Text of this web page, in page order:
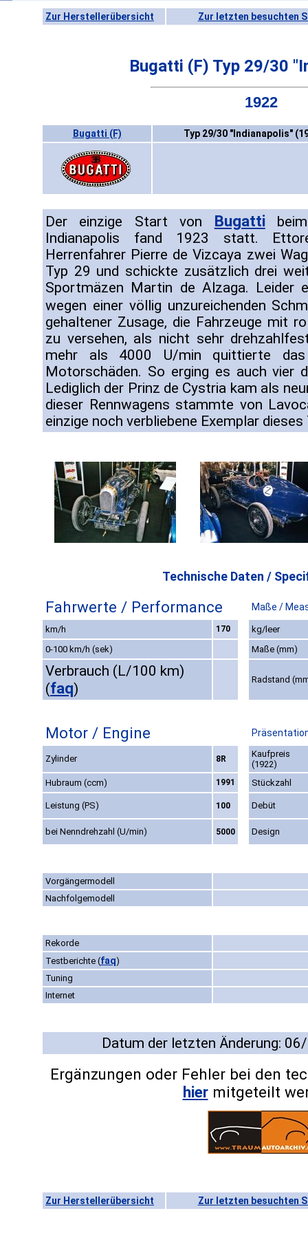
Zur Herstellerübersicht Zur letzten besuchten
Bugatti (F) Typ 29/30
1922
Bugatti (F) Typ 29/30 "Indianapolis"
Der einzige Start von Bugattibeim
Indianapolis fand 1923 statt.
Herrenfahrer Pierre de Vizcaya zwei
Typ 29 und schickte zusätzlich drei
Sportmäzen Martin de Alzaga. Leider
wegen einer völlig unzureichenden
gehaltener Zusage, die Fahrzeuge mit
zu versehen, als nicht sehr
mehr als 4000 U/min quittierte das
Motorschäden. So erging es auch vier
Lediglich der Prinz de Cystria kam als
dieser Rennwagens stammte von
einzige noch verbliebene Exemplar dieses
Technische Daten /
Fahrwerte / Performance Maße /
km/h 170
kg/leer
0-100 km/h (sek)
Maße (mm)
Verbrauch (L/100 km)
(faq)
Radstand
Motor / Engine
Zylinder 8R
Kaufpreis
(1922)
Hubraum (ccm)
1991 Stückzahl
Leistung (PS) 100 Debüt
bei Nenndrehzahl (U/min) 5000 Design
Vorgängermodell
Nachfolgemodell
Rekorde
Testberichte (faq)
Tuning
Internet
Datum der letzten Änderung:
Ergänzungen oder Fehler bei den
hiermitgeteilt
Zur Herstellerübersicht Zur letzten besuchten